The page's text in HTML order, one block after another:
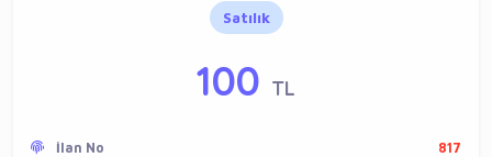
Satılık
100 TL
İlan No
817